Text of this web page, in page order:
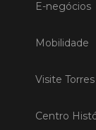
E-negócios
Mobilidade
Visite
Centro